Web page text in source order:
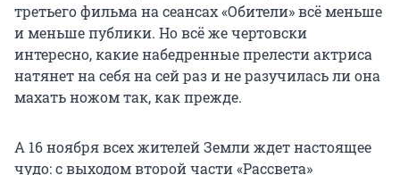
третьего фильма на сеансах «Обители» всё меньше
и меньше публики. Но всё же чертовски
интересно, какие набедренные прелести актриса
натянет на себя на сей раз и не разучилась ли она
махать ножом так, как прежде.
А 16 ноября всех жителей Земли ждет настоящее
чудо: с выходом второй части «Рассвета»